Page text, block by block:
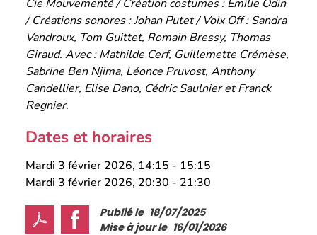
Cie Mouvementé / Création costumes : Emilie Odin
/ Créations sonores : Johan Putet / Voix Off : Sandra
Vandroux, Tom Guittet, Romain Bressy, Thomas
Giraud. Avec : Mathilde Cerf, Guillemette Crémèse,
Sabrine Ben Njima, Léonce Pruvost, Anthony
Candellier, Elise Dano, Cédric Saulnier et Franck
Regnier.
Dates et horaires
Mardi 3 février 2026, 14:15 - 15:15
Mardi 3 février 2026, 20:30 - 21:30
Publié le 18/07/2025
Mise à jour le 16/01/2026